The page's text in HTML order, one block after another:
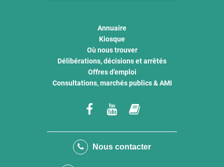
Annuaire
Kiosque
Où nous trouver
Délibérations, décisions et arrêtés
Offres d’emploi
Consultations, marchés publics & AMI
Lien
le
Lien
la
le
Nous contacter